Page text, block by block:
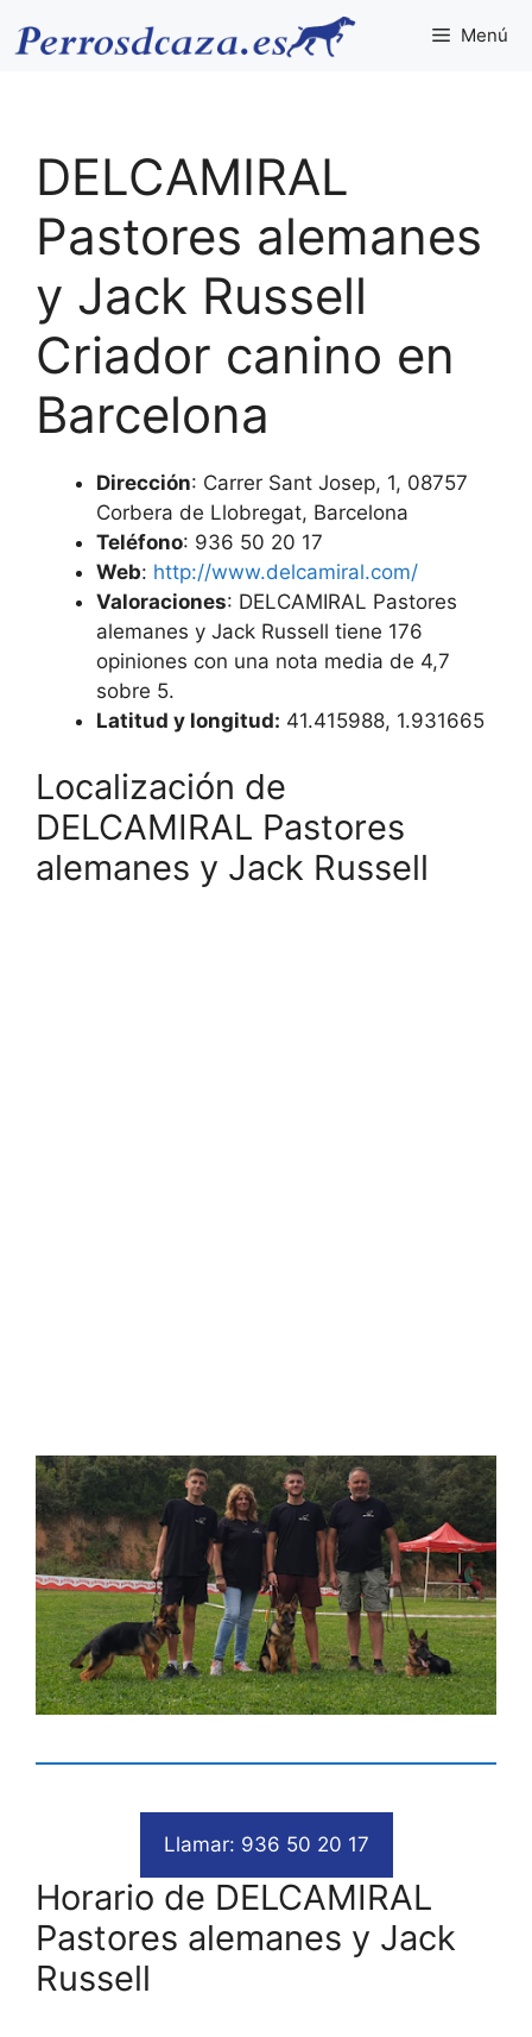
Menú
DELCAMIRAL
Pastores alemanes
y Jack Russell
Criador canino en
Barcelona
Dirección: Carrer Sant Josep, 1, 08757
Corbera de Llobregat, Barcelona
Teléfono: 936 50 20 17
Web: http://www.delcamiral.com/
Valoraciones: DELCAMIRAL Pastores
alemanes y Jack Russell tiene 176
opiniones con una nota media de 4,7
sobre 5.
Latitud y longitud: 41.415988, 1.931665
Localización de
DELCAMIRAL Pastores
alemanes y Jack Russell
Llamar: 936 50 20 17
Horario de DELCAMIRAL
Pastores alemanes y Jack
Russell